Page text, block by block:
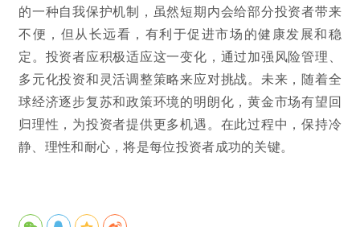
的一种自我保护机制，虽然短期内会给部分投资者带来
不便，但从长远看，有利于促进市场的健康发展和稳
定。投资者应积极适应这一变化，通过加强风险管理、
多元化投资和灵活调整策略来应对挑战。未来，随着全
球经济逐步复苏和政策环境的明朗化，黄金市场有望回
归理性，为投资者提供更多机遇。在此过程中，保持冷
静、理性和耐心，将是每位投资者成功的关键。